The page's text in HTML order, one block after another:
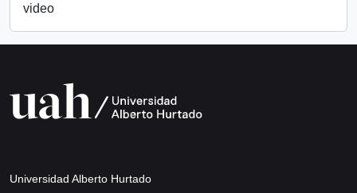
video
Universidad Alberto Hurtado